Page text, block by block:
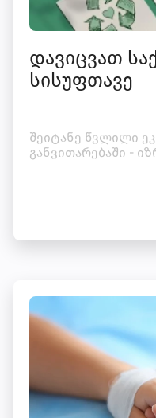
დავიცვათ
სისუფთავე
შეიტანე წვლილი
განვითარებაში -